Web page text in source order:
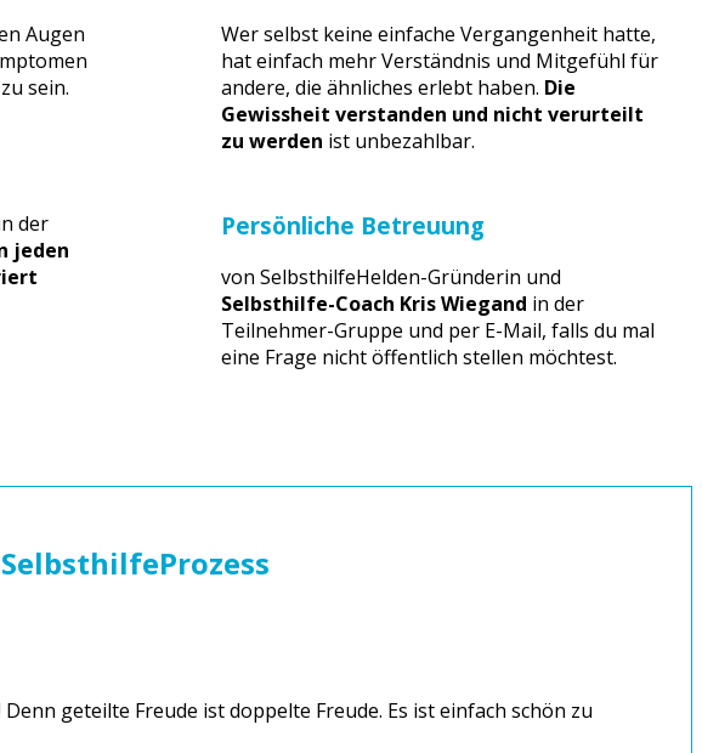
Augen
sein.
der
jeden
Wer selbst keine einfache Vergangenheit hatte,
hat einfach mehr Verständnis und Mitgefühl für
andere, die ähnliches erlebt haben. Die
Gewissheit verstanden und nicht verurteilt
zu werden ist unbezahlbar.
Persönliche Betreuung
von SelbsthilfeHelden-Gründerin und
Selbsthilfe-Coach Kris Wiegand in der
Teilnehmer-Gruppe und per E-Mail, falls du mal
eine Frage nicht öffentlich stellen möchtest.
geteilte Freude ist doppelte Freude. Es ist einfach schön zu